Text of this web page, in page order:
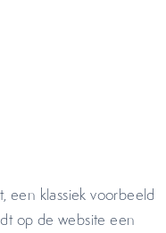
een klassiek voorbeeld
op de website een